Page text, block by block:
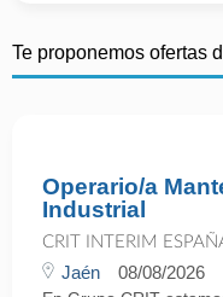
Te proponemos ofertas
Operario/a
Industrial
CRIT INTERIM
Jaén 08/08/2026